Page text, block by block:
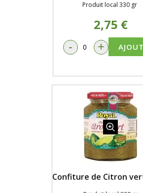
Produit local 330 gr
2,75 €
- +
Confiture de Citron